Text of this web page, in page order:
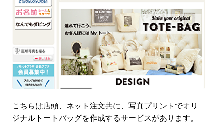
こちらは店頭、ネット注文共に、写真プリントでオリ
ジナルトートバッグを作成するサービスがあります。